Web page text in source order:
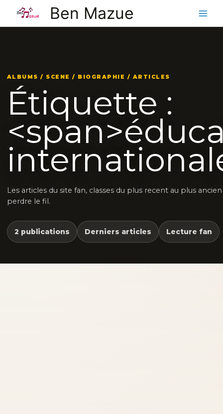
contenu
Ben Mazue
ALBUMS / SCENE / BIOGRAPHIE / ARTICLES
Étiquette :
Les articles du site fan, classes du plus recent au plus
perdre le fil.
2 publications Derniers articles Lecture fan